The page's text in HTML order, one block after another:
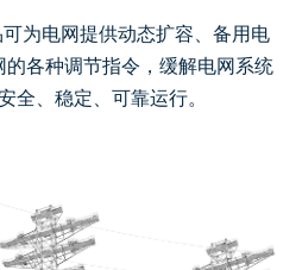
为电网提供动态扩容、备用电
的各种调节指令，缓解电网系统
全、稳定、可靠运行。